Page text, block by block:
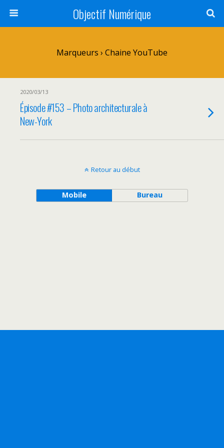
Objectif Numérique
Marqueurs › Chaine YouTube
2020/03/13
Épisode #153 – Photo architecturale à
New-York
Retour au début
Mobile Bureau